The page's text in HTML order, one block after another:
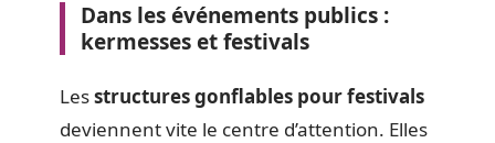
Dans les événements publics :
kermesses et festivals
Lesstructures gonflables pour festivals
deviennent vite le centre d’attention. Elles